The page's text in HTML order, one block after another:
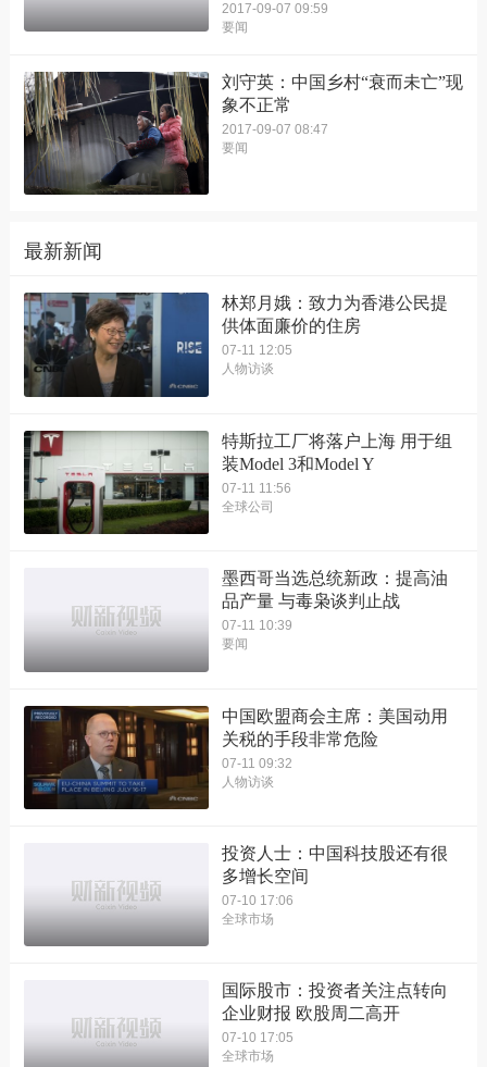
2017-09-07 09:59
要闻
刘守英：中国乡村“衰而未亡”现
象不正常
2017-09-07 08:47
要闻
最新新闻
林郑月娥：致力为香港公民提
供体面廉价的住房
07-11 12:05
人物访谈
特斯拉工厂将落户上海 用于组
装Model 3和Model Y
07-11 11:56
全球公司
墨西哥当选总统新政：提高油
品产量 与毒枭谈判止战
07-11 10:39
要闻
中国欧盟商会主席：美国动用
关税的手段非常危险
07-11 09:32
人物访谈
投资人士：中国科技股还有很
多增长空间
07-10 17:06
全球市场
国际股市：投资者关注点转向
企业财报 欧股周二高开
07-10 17:05
全球市场